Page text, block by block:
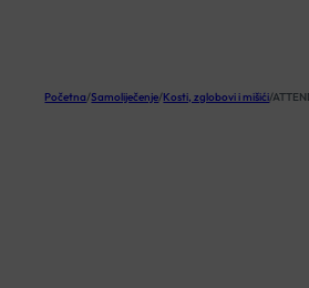
Početna/Samoliječenje/Kosti, zglobovi i mišići/